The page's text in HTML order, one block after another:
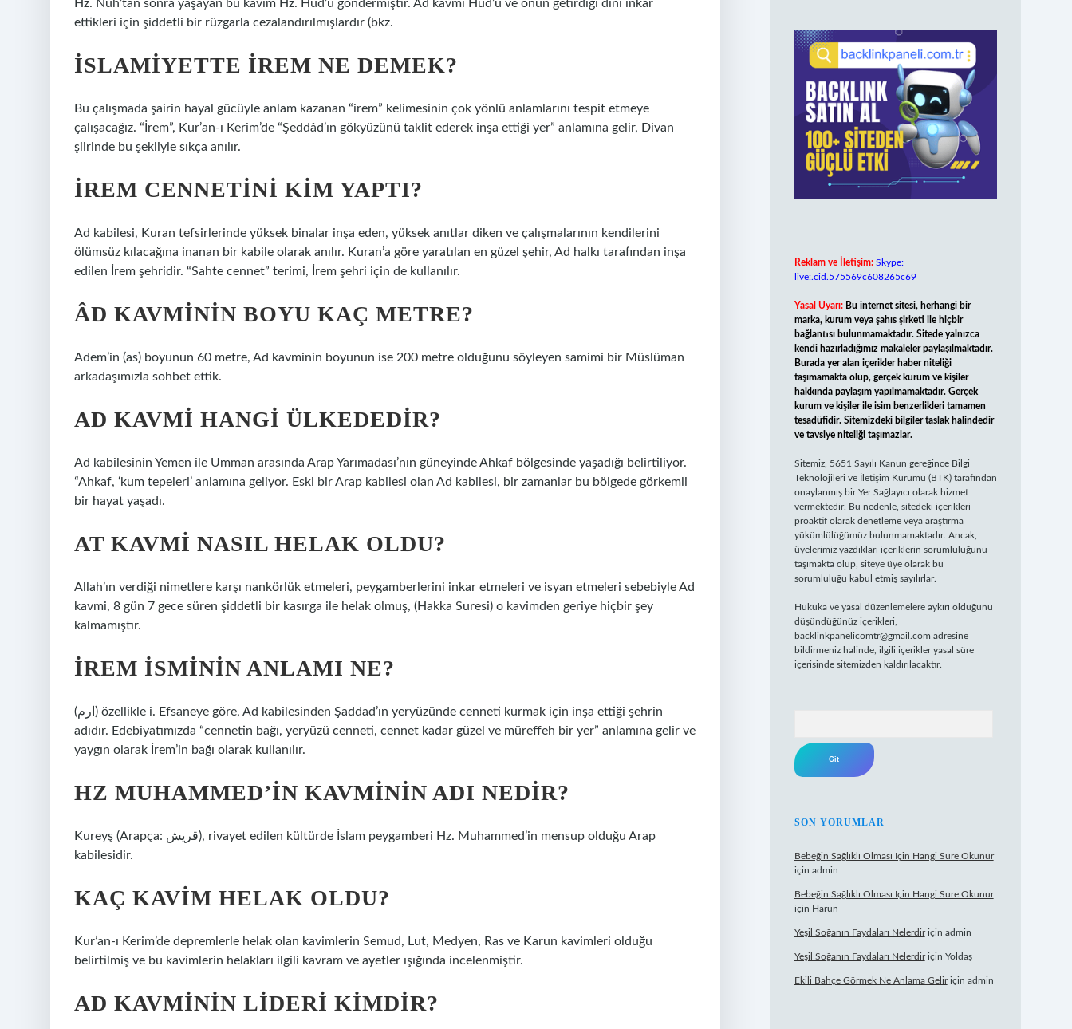
Hz. Nuh’tan sonra yaşayan bu kavim Hz. Hud’u göndermiştir. Ad kavmi Hud’u ve onun getirdiği dini inkar
ettikleri için şiddetli bir rüzgarla cezalandırılmışlardır (bkz.
İSLAMIYETTE İREM NE DEMEK?
Bu çalışmada şairin hayal gücüyle anlam kazanan “irem” kelimesinin çok yönlü anlamlarını tespit etmeye
çalışacağız. “İrem”, Kur’an-ı Kerim’de “Şeddâd’ın gökyüzünü taklit ederek inşa ettiği yer” anlamına gelir, Divan
şiirinde bu şekliyle sıkça anılır.
İREM CENNETINI KIM YAPTI?
Ad kabilesi, Kuran tefsirlerinde yüksek binalar inşa eden, yüksek anıtlar diken ve çalışmalarının kendilerini
ölümsüz kılacağına inanan bir kabile olarak anılır. Kuran’a göre yaratılan en güzel şehir, Ad halkı tarafından inşa
edilen İrem şehridir. “Sahte cennet” terimi, İrem şehri için de kullanılır.
ÂD KAVMININ BOYU KAÇ METRE?
Adem’in (as) boyunun 60 metre, Ad kavminin boyunun ise 200 metre olduğunu söyleyen samimi bir Müslüman
arkadaşımızla sohbet ettik.
AD KAVMI HANGI ÜLKEDEDIR?
Ad kabilesinin Yemen ile Umman arasında Arap Yarımadası’nın güneyinde Ahkaf bölgesinde yaşadığı belirtiliyor.
“Ahkaf, ‘kum tepeleri’ anlamına geliyor. Eski bir Arap kabilesi olan Ad kabilesi, bir zamanlar bu bölgede görkemli
bir hayat yaşadı.
AT KAVMI NASIL HELAK OLDU?
Allah’ın verdiği nimetlere karşı nankörlük etmeleri, peygamberlerini inkar etmeleri ve isyan etmeleri sebebiyle Ad
kavmi, 8 gün 7 gece süren şiddetli bir kasırga ile helak olmuş, (Hakka Suresi) o kavimden geriye hiçbir şey
kalmamıştır.
İREM ISMININ ANLAMI NE?
(ﺍﺭﻡ) özellikle i. Efsaneye göre, Ad kabilesinden Şaddad’ın yeryüzünde cenneti kurmak için inşa ettiği şehrin
adıdır. Edebiyatımızda “cennetin bağı, yeryüzü cenneti, cennet kadar güzel ve müreffeh bir yer” anlamına gelir ve
yaygın olarak İrem’in bağı olarak kullanılır.
HZ MUHAMMED’IN KAVMININ ADI NEDIR?
Kureyş (Arapça: قريش), rivayet edilen kültürde İslam peygamberi Hz. Muhammed’in mensup olduğu Arap
kabilesidir.
KAÇ KAVIM HELAK OLDU?
Kur’an-ı Kerim’de depremlerle helak olan kavimlerin Semud, Lut, Medyen, Ras ve Karun kavimleri olduğu
belirtilmiş ve bu kavimlerin helakları ilgili kavram ve ayetler ışığında incelenmiştir.
AD KAVMININ LIDERI KIMDIR?
Reklam ve İletişim: Skype:
live:.cid.575569c608265c69
Yasal Uyarı: Bu internet sitesi, herhangi bir
marka, kurum veya şahıs şirketi ile hiçbir
bağlantısı bulunmamaktadır. Sitede yalnızca
kendi hazırladığımız makaleler paylaşılmaktadır.
Burada yer alan içerikler haber niteliği
taşımamakta olup, gerçek kurum ve kişiler
hakkında paylaşım yapılmamaktadır. Gerçek
kurum ve kişiler ile isim benzerlikleri tamamen
tesadüfidir. Sitemizdeki bilgiler taslak halindedir
ve tavsiye niteliği taşımazlar.
Sitemiz, 5651 Sayılı Kanun gereğince Bilgi
Teknolojileri ve İletişim Kurumu (BTK) tarafından
onaylanmış bir Yer Sağlayıcı olarak hizmet
vermektedir. Bu nedenle, sitedeki içerikleri
proaktif olarak denetleme veya araştırma
yükümlülüğümüz bulunmamaktadır. Ancak,
üyelerimiz yazdıkları içeriklerin sorumluluğunu
taşımakta olup, siteye üye olarak bu
sorumluluğu kabul etmiş sayılırlar.
Hukuka ve yasal düzenlemelere aykırı olduğunu
düşündüğünüz içerikleri,
backlinkpanelicomtr@gmail.com adresine
bildirmeniz halinde, ilgili içerikler yasal süre
içerisinde sitemizden kaldırılacaktır.
SON YORUMLAR
Bebeğin Sağlıklı Olması Için Hangi Sure Okunur
için admin
Bebeğin Sağlıklı Olması Için Hangi Sure Okunur
için Harun
Yeşil Soğanın Faydaları Nelerdiriçin admin
Yeşil Soğanın Faydaları Nelerdiriçin Yoldaş
Ekili Bahçe Görmek Ne Anlama Geliriçin admin